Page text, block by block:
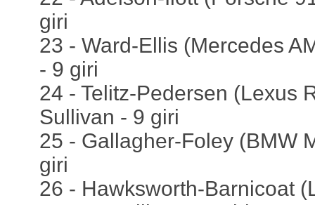
giri
23 - Ward-Ellis (Mercedes
- 9 giri
24 - Telitz-Pedersen (Lexus
Sullivan - 9 giri
25 - Gallagher-Foley (BMW
giri
26 - Hawksworth-Barnicoat